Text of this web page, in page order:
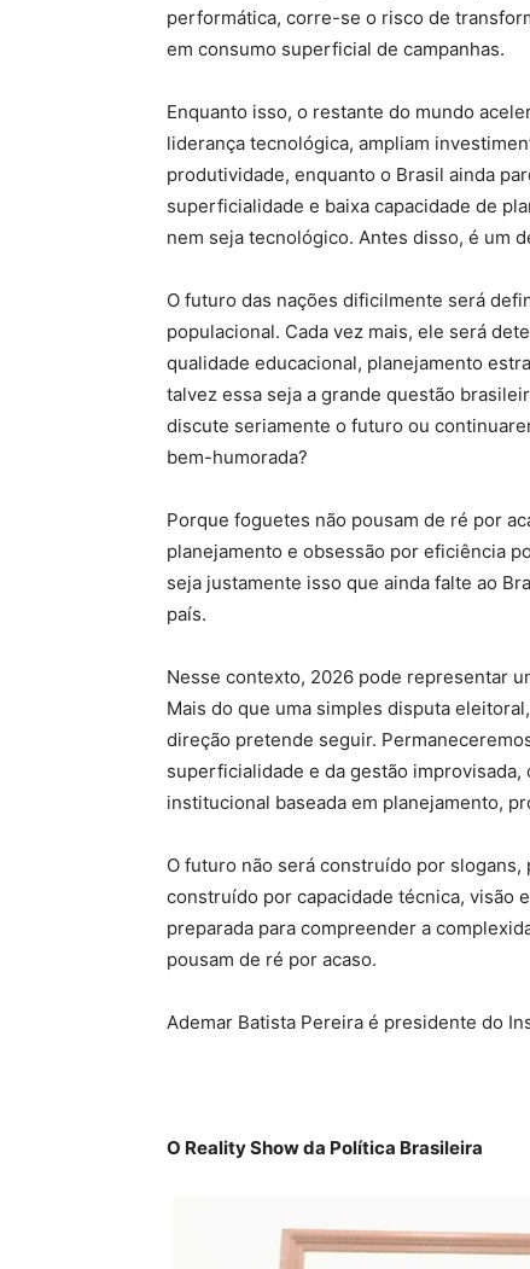
performática, corre-se o risco de
em consumo superficial de campanhas.
Enquanto isso, o restante do mundo
liderança tecnológica, ampliam
produtividade, enquanto o Brasil ainda
superficialidade e baixa capacidade de
nem seja tecnológico. Antes disso, é um
O futuro das nações dificilmente será
populacional. Cada vez mais, ele será
qualidade educacional, planejamento
talvez essa seja a grande questão
discute seriamente o futuro ou
bem-humorada?
Porque foguetes não pousam de ré por
planejamento e obsessão por eficiência
seja justamente isso que ainda falte ao
país.
Nesse contexto, 2026 pode representar
Mais do que uma simples disputa
direção pretende seguir.
superficialidade e da gestão
institucional baseada em planejamento,
O futuro não será construído por
construído por capacidade técnica, visão
preparada para compreender a
pousam de ré por acaso.
Ademar Batista Pereira é presidente do
O Reality Show da Política Brasileira